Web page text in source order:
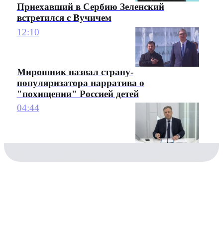
Приехавший в Сербию Зеленский
встретился с Вучичем
12:10
Мирошник назвал страну-
популяризатора нарратива о
"похищении" Россией детей
04:44